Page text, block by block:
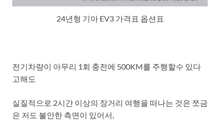
24년형 기아 EV3 가격표 옵션표
전기차량이 아무리 1회 충전에 500KM를 주행할수 있다
고해도
실질적으로 2시간 이상의 장거리 여행을 떠나는 것은 쪼금
은 저도 불안한 측면이 있어서,